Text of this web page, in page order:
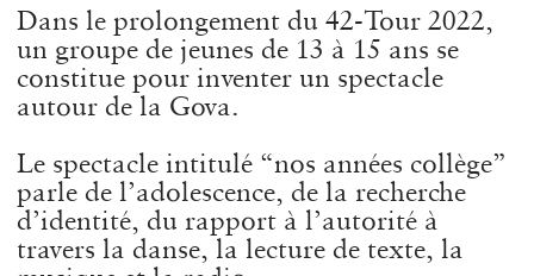
Dans le prolongement du 42-Tour 2022,
un groupe de jeunes de 13 à 15 ans se
constitue pour inventer un spectacle
autour de la Gova.
Le spectacle intitulé “nos années collège”
parle de l’adolescence, de la recherche
d’identité, du rapport à l’autorité à
travers la danse, la lecture de texte, la